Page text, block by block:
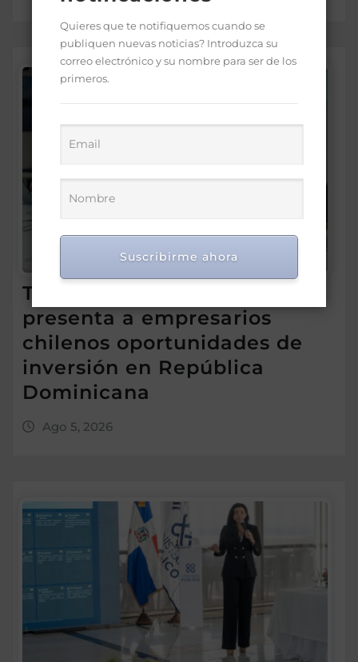
Tecnificación de Riego
presenta a empresarios
chilenos oportunidades de
inversión en República
Dominicana
Ago 5, 2026
Quieres que te notifiquemos cuando se
publiquen nuevas noticias? Introduzca su
correo electrónico y su nombre para ser de los
primeros.
Suscribirme ahora